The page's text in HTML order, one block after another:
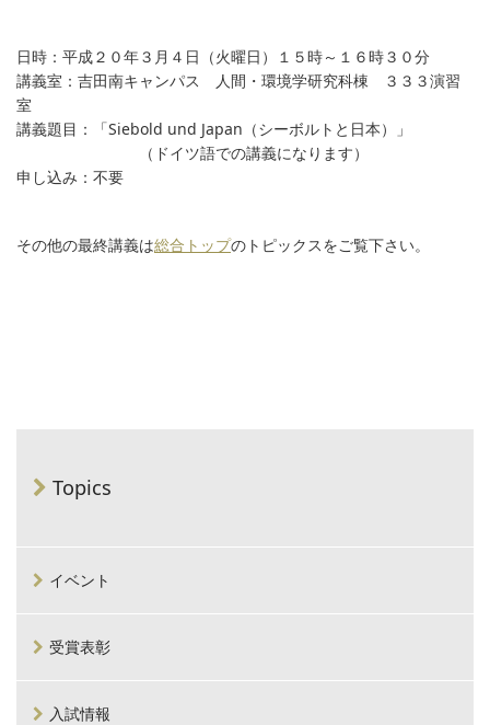
日時：平成２０年３月４日（火曜日）１５時～１６時３０分
講義室：吉田南キャンパス 人間・環境学研究科棟 ３３３演習
室
講義題目：「Siebold und Japan（シーボルトと日本）」
（ドイツ語での講義になります）
申し込み：不要
その他の最終講義は総合トップのトピックスをご覧下さい。
Topics
イベント
受賞表彰
入試情報